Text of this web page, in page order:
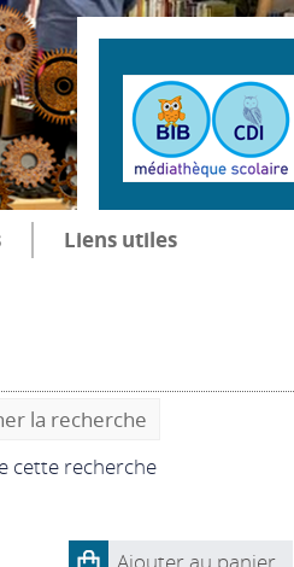
Liens utiles
la recherche
cette recherche